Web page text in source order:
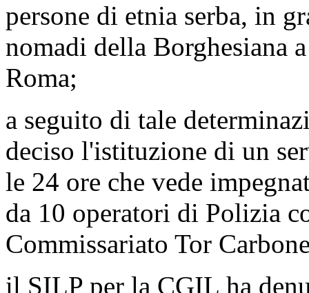
persone di etnia serba, in
nomadi della Borghesiana
Roma;
a seguito di tale
deciso l'istituzione di un
le 24 ore che vede
da 10 operatori di Polizia
Commissariato Tor
il SILP per la CGIL ha